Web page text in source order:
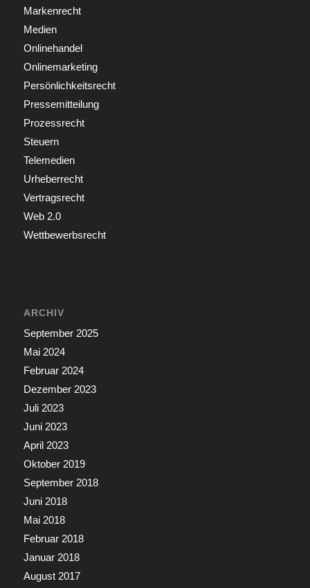
Markenrecht
Medien
Onlinehandel
Onlinemarketing
Persönlichkeitsrecht
Pressemitteilung
Prozessrecht
Steuern
Telemedien
Urheberrecht
Vertragsrecht
Web 2.0
Wettbewerbsrecht
ARCHIV
September 2025
Mai 2024
Februar 2024
Dezember 2023
Juli 2023
Juni 2023
April 2023
Oktober 2019
September 2018
Juni 2018
Mai 2018
Februar 2018
Januar 2018
August 2017